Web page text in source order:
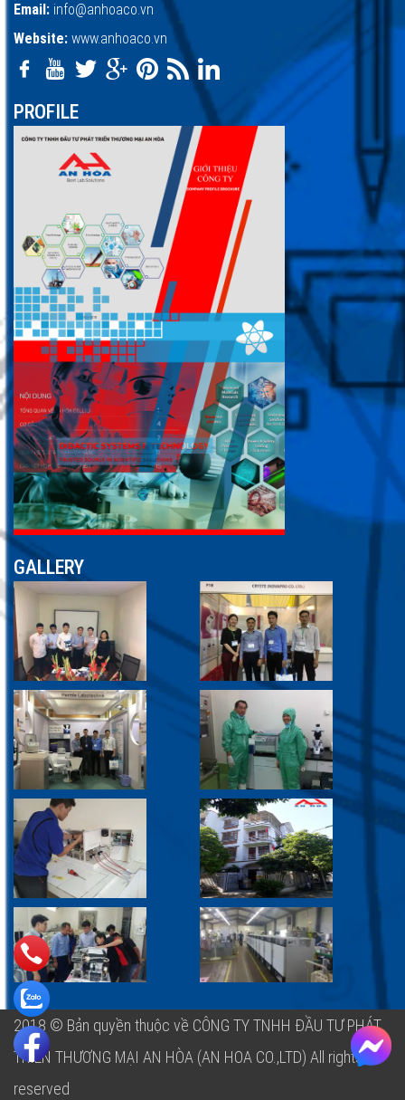
Email: info@anhoaco.vn
Website: www.anhoaco.vn
PROFILE
GALLERY
2018 © Bản quyền thuộc về CÔNG TY TNHH ĐẦU TƯ PHÁT
TRIỂN THƯƠNG MẠI AN HÒA (AN HOA CO.,LTD) All rights
reserved